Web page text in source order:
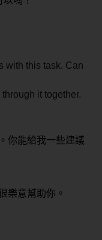
with this task. Can
it together.
你能給我一些建議
樂意幫助你。